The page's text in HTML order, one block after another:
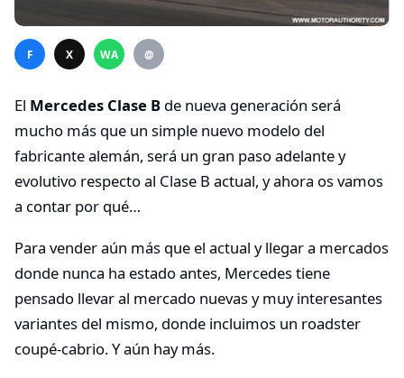
F X WA @
El Mercedes Clase B de nueva generación será
mucho más que un simple nuevo modelo del
fabricante alemán, será un gran paso adelante y
evolutivo respecto al Clase B actual, y ahora os vamos
a contar por qué…
Para vender aún más que el actual y llegar a mercados
donde nunca ha estado antes, Mercedes tiene
pensado llevar al mercado nuevas y muy interesantes
variantes del mismo, donde incluimos un roadster
coupé-cabrio. Y aún hay más.